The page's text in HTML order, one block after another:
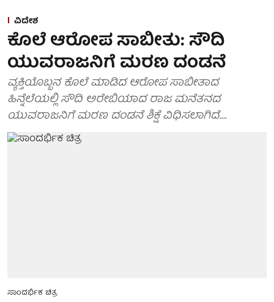
ವಿದೇಶ
ಕೊಲೆ ಆರೋಪ ಸಾಬೀತು: ಸೌದಿ
ಯುವರಾಜನಿಗೆ ಮರಣ ದಂಡನೆ
ವ್ಯಕ್ತಿಯೊಬ್ಬನ ಕೊಲೆ ಮಾಡಿದ ಆರೋಪ ಸಾಬೀತಾದ
ಹಿನ್ನೆಲೆಯಲ್ಲಿ ಸೌದಿ ಅರೇಬಿಯಾದ ರಾಜ ಮನೆತನದ
ಯುವರಾಜನಿಗೆ ಮರಣ ದಂಡನೆ ಶಿಕ್ಷೆ ವಿಧಿಸಲಾಗಿದೆ....
ಸಾಂದರ್ಭಿಕ ಚಿತ್ರ